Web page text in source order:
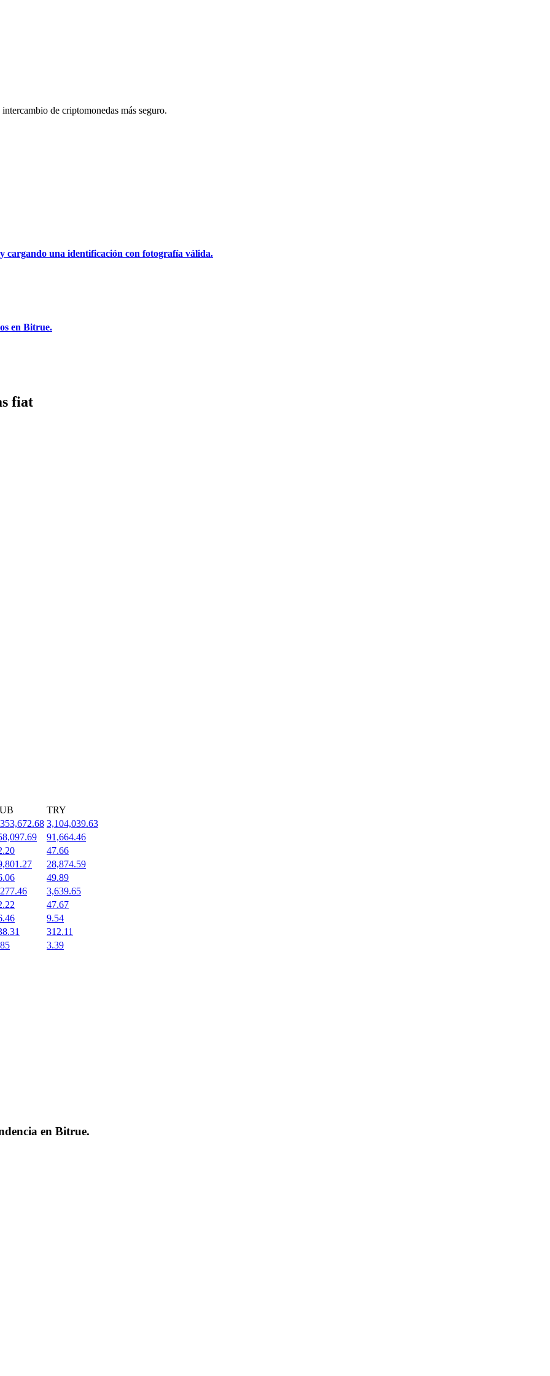
de criptomonedas más seguro.
cargando una identificación con fotografía válida.
en Bitrue.
fiat
TRY
3,104,039.63
91,664.46
47.66
28,874.59
49.89
3,639.65
47.67
9.54
312.11
3.39
en Bitrue.